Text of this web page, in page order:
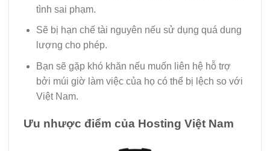
tình sai phạm.
Sẽ bị hạn chế tài nguyên nếu sử dụng quá dung
lượng cho phép.
Bạn sẽ gặp khó khăn nếu muốn liên hệ hỗ trợ
bởi múi giờ làm việc của họ có thể bị lệch so với
Việt Nam.
Ưu nhược điểm của Hosting Việt Nam